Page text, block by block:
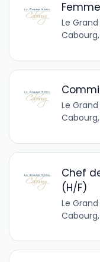
Le
Le
Chef
(H/F)
Le